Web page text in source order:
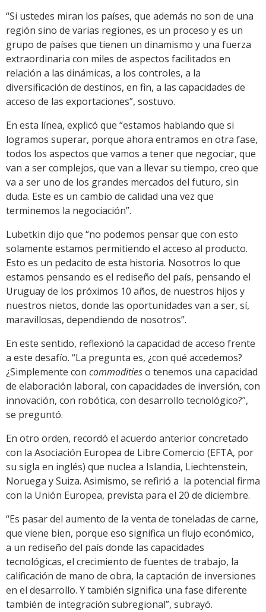
“Si ustedes miran los países, que además no son de una
región sino de varias regiones, es un proceso y es un
grupo de países que tienen un dinamismo y una fuerza
extraordinaria con miles de aspectos facilitados en
relación a las dinámicas, a los controles, a la
diversificación de destinos, en fin, a las capacidades de
acceso de las exportaciones”, sostuvo.
En esta línea, explicó que “estamos hablando que si
logramos superar, porque ahora entramos en otra fase,
todos los aspectos que vamos a tener que negociar, que
van a ser complejos, que van a llevar su tiempo, creo que
va a ser uno de los grandes mercados del futuro, sin
duda. Este es un cambio de calidad una vez que
terminemos la negociación”.
Lubetkin dijo que “no podemos pensar que con esto
solamente estamos permitiendo el acceso al producto.
Esto es un pedacito de esta historia. Nosotros lo que
estamos pensando es el rediseño del país, pensando el
Uruguay de los próximos 10 años, de nuestros hijos y
nuestros nietos, donde las oportunidades van a ser, sí,
maravillosas, dependiendo de nosotros”.
En este sentido, reflexionó la capacidad de acceso frente
a este desafío. “La pregunta es, ¿con qué accedemos?
¿Simplemente con commoditieso tenemos una capacidad
de elaboración laboral, con capacidades de inversión, con
innovación, con robótica, con desarrollo tecnológico?”,
se preguntó.
En otro orden, recordó el acuerdo anterior concretado
con la Asociación Europea de Libre Comercio (EFTA, por
su sigla en inglés) que nuclea a Islandia, Liechtenstein,
Noruega y Suiza. Asimismo, se refirió a la potencial firma
con la Unión Europea, prevista para el 20 de diciembre.
“Es pasar del aumento de la venta de toneladas de carne,
que viene bien, porque eso significa un flujo económico,
a un rediseño del país donde las capacidades
tecnológicas, el crecimiento de fuentes de trabajo, la
calificación de mano de obra, la captación de inversiones
en el desarrollo. Y también significa una fase diferente
también de integración subregional”, subrayó.